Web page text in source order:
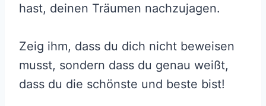
hast, deinen Träumen nachzujagen.
Zeig ihm, dass du dich nicht beweisen
musst, sondern dass du genau weißt,
dass du die schönste und beste bist!